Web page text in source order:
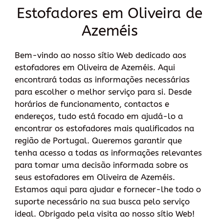
Estofadores em Oliveira de
Azeméis
Bem-vindo ao nosso sítio Web dedicado aos
estofadores em Oliveira de Azeméis. Aqui
encontrará todas as informações necessárias
para escolher o melhor serviço para si. Desde
horários de funcionamento, contactos e
endereços, tudo está focado em ajudá-lo a
encontrar os estofadores mais qualificados na
região de Portugal. Queremos garantir que
tenha acesso a todas as informações relevantes
para tomar uma decisão informada sobre os
seus estofadores em Oliveira de Azeméis.
Estamos aqui para ajudar e fornecer-lhe todo o
suporte necessário na sua busca pelo serviço
ideal. Obrigado pela visita ao nosso sítio Web!